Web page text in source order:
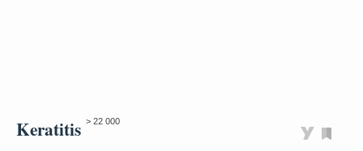
Keratitis > 22 000